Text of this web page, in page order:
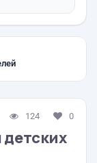
124 0
детских